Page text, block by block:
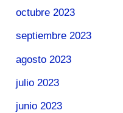
octubre 2023
septiembre 2023
agosto 2023
julio 2023
junio 2023